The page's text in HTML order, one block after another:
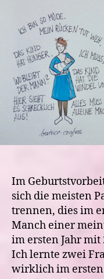
Im
sich die meisten
trennen, dies im
Manch einer
im ersten Jahr
Ich lernte zwei
wirklich im ersten